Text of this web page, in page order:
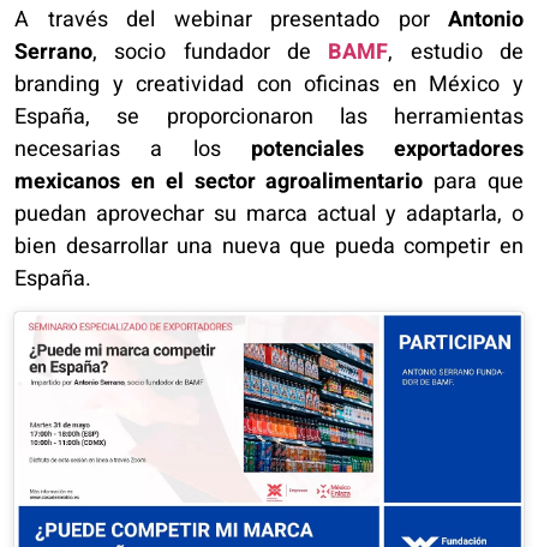
A través del webinar presentado por Antonio
Serrano, socio fundador de BAMF, estudio de
branding y creatividad con oficinas en México y
España, se proporcionaron las herramientas
necesarias a los potenciales exportadores
mexicanos en el sector agroalimentario para que
puedan aprovechar su marca actual y adaptarla, o
bien desarrollar una nueva que pueda competir en
España.